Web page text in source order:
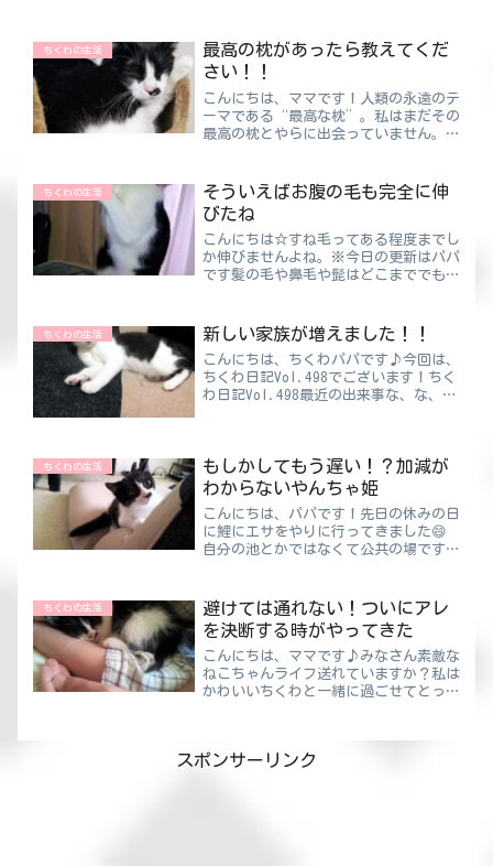
れたぶどうの内の80％がワインになる
そうです🍷ということは、世...
ちくわの生活
最高の枕があったら教えてくだ
さい！！
こんにちは、ママです！人類の永遠のテ
ーマである“最高な枕”。私はまだその
最高の枕とやらに出会っていません。数
う…。ちくわママなんだか体に不調が出
始めているんです😭パパは...
ちくわの生活
そういえばお腹の毛も完全に伸
びたね
こんにちは☆すね毛ってある程度までし
か伸びませんよね。※今日の更新はパパ
です髪の毛や鼻毛や髭はどこまででも伸
る程度までしか伸びてませんよね！※今
日の更新は・・・そういえ...
ちくわの生活 新しい家族が増えました！！
こんにちは、ちくわパパです♪今回は、
ちくわ日記Vol.498でございます！ちく
わ日記Vol.498最近の出来事な、な、な
す。母「子ねこ増...
ちくわの生活
もしかしてもう遅い！？加減が
わからないやんちゃ姫
こんにちは、パパです！先日の休みの日
に鯉にエサをやりに行ってきました😄
自分の池とかではなくて公共の場です。
かとびっくりしました…いつもの所は優
雅にエサを食べてくれるので...
ちくわの生活
避けては通れない！ついにアレ
を決断する時がやってきた
こんにちは、ママです♪みなさん素敵な
ねこちゃんライフ送れていますか？私は
かわいいちくわと一緒に過ごせてとって
アレを決断する時がやってきた保護した
直後のちくわちくわを保護...
スポンサーリンク